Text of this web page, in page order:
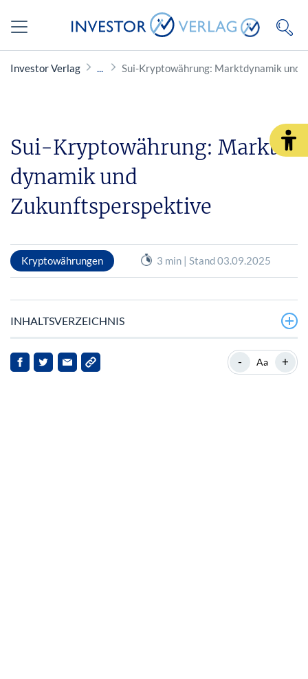
Investor Verlag Sui-Kryptowährung: Markt­dynamik und
Sui-Kryptowährung: Markt­
dynamik und
Zukunftsperspektive
Kryptowährungen 3 min | Stand 03.09.2025
INHALTSVERZEICHNIS
Sui stabilisiert sich bei 3,20 USD trotz technischer
Beobachtungen
- Aa +